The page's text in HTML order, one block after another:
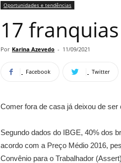
de
Sucesso
Oportunidades e tendências
17
Por Karina Azevedo - 11/09/2021
Facebook Twitter
Comer fora de casa já deixou de
Segundo dados do IBGE, 40% dos
acordo com a Preço Médio 2016,
Convênio para o Trabalhador